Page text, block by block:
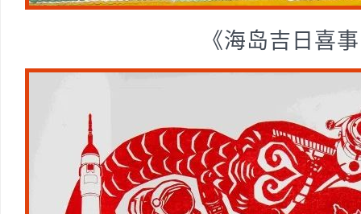
《海岛吉日喜